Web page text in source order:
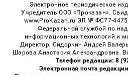
Электронное периодическое
Учредитель ООО «Проказан».
www.ProKazan.ru ЭЛ № ФС77-
Федеральной службой по
информационных технологий и
Директор: Сидоркин Андрей
Шарова Анастасия Александровна.
Телефон редакции: 8
Электронная почта